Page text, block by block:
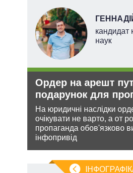
кандидат
наук
Ордер на арешт
подарунок для
На юридичні наслідки
очікувати не варто, а от
пропаганда обов'язково
інфопривід